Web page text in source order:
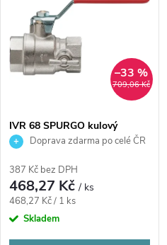
e
n
p
r
o
Nejprodávanější
p
i
s
p
r
o
709,06 Kč
–33 %
IVR 68 SPURGO kulový
kohout FF1", závitový,
páka, voda, poniklovaný
Doprava zdarma po celé ČR
387 Kč bez DPH
468,27 Kč/ ks
Měrná
cena:
468,27 Kč / 1 ks
Skladem